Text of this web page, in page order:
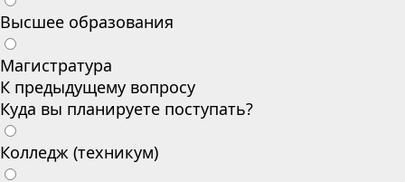
Высшее образования
Магистратура
К предыдущему вопросу
Куда вы планируете поступать?
Колледж (техникум)